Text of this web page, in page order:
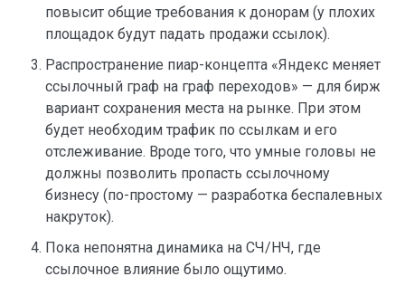
повысит общие требования к донорам (у плохих
площадок будут падать продажи ссылок).
Распространение пиар-концепта «Яндекс меняет
ссылочный граф на граф переходов» — для бирж
вариант сохранения места на рынке. При этом
будет необходим трафик по ссылкам и его
отслеживание. Вроде того, что умные головы не
должны позволить пропасть ссылочному
бизнесу (по-простому — разработка беспалевных
накруток).
Пока непонятна динамика на СЧ/НЧ, где
ссылочное влияние было ощутимо.